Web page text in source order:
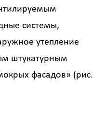
системы,
утепление
штукатурным
фасадов» (рис.